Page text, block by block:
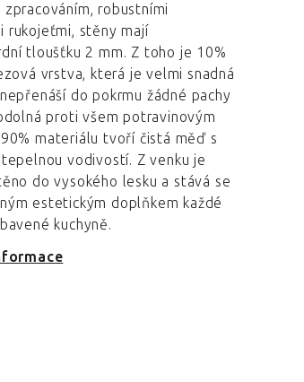
robustními
rukojeťmi, stěny mají
tloušťku 2 mm. Z toho je 10%
vrstva, která je velmi snadná
do pokrmu žádné pachy
proti všem potravinovým
90% materiálu tvoří čistá měď s
vodivostí. Z venku je
do vysokého lesku a stává se
estetickým doplňkem každé
kuchyně.